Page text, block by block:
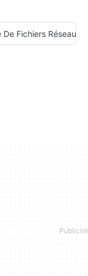
De Fichiers Réseau